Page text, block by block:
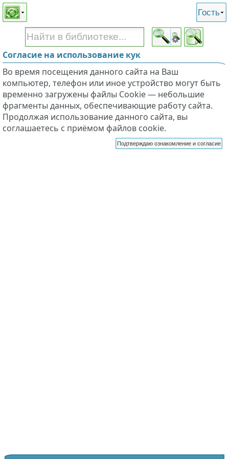
Этот сайт поддерживает
слабовидящих
Гость
Согласие на использование кук
Во время посещения данного сайта на Ваш
компьютер, телефон или иное устройство могут быть
временно загружены файлы Cookie — небольшие
фрагменты данных, обеспечивающие работу сайта.
Продолжая использование данного сайта, вы
соглашаетесь с приёмом файлов cookie.
Подтверждаю ознакомление и согласие